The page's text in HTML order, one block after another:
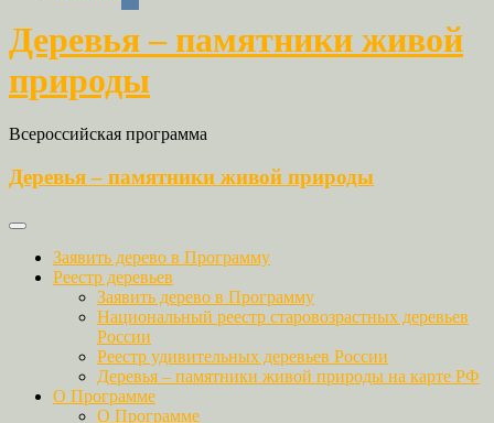
Деревья – памятники живой
природы
Всероссийская программа
Деревья – памятники живой природы
Заявить дерево в Программу
Реестр деревьев
Заявить дерево в Программу
Национальный реестр старовозрастных деревьев
России
Реестр удивительных деревьев России
Деревья – памятники живой природы на карте РФ
О Программе
О Программе